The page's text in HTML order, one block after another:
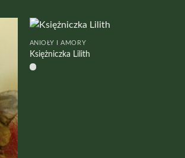
ANIOŁY I AMORY
Księżniczka Lilith